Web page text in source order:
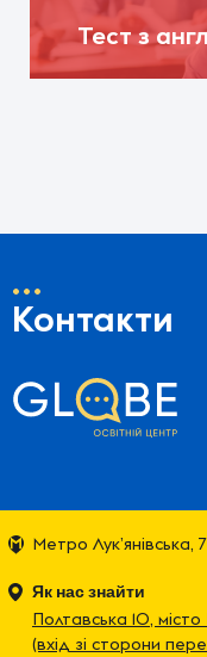
Тест з
Контакти
Метро Лук’‎янівська,
Як нас знайти
Полтавська 10,
(вхід зі сторони